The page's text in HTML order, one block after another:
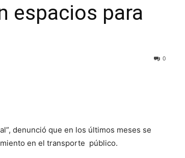
espacios para
0
denunció que en los últimos meses se
en el transporte público.